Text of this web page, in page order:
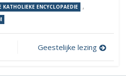
KATHOLIEKE ENCYCLOPAEDIE ,
Geestelijke lezing